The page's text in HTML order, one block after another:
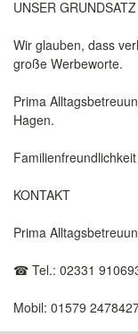
UNSER GRUNDSATZ
Wir glauben, dass
große Werbeworte.
Prima
Hagen.
KONTAKT
Prima
☎ Tel.: 02331
Mobil: 01579